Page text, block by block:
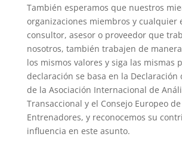
También esperamos que nuestros
organizaciones miembros y cualquier
consultor, asesor o proveedor que
nosotros, también trabajen de
los mismos valores y siga las mismas
declaración se basa en la Declaración
de la Asociación Internacional de
Transaccional y el Consejo Europeo
Entrenadores, y reconocemos su
influencia en este asunto.